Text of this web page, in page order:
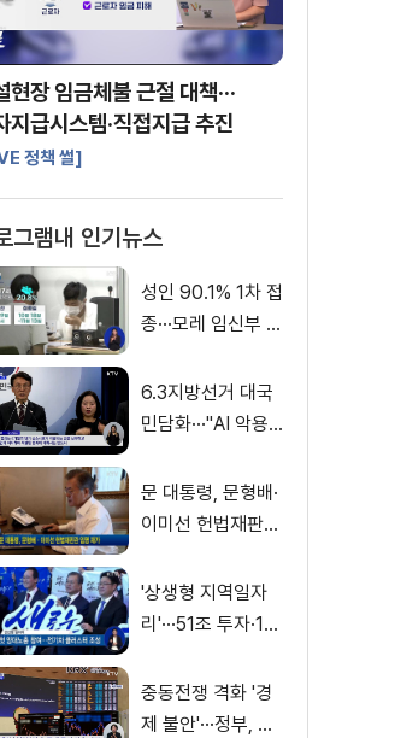
현장 임금체불 근절 대책···
지급시스템·직접지급 추진
정책 썰]
그램내 인기뉴스
성인 90.1% 1차 접
종···모레 임신부 사
6.3지방선거 대국
민담화···"AI 악용
문 대통령, 문형배·
이미선 헌법재판관
'상생형 지역일자
리'···51조 투자·13
중동전쟁 격화 '경
제 불안'···정부, 금